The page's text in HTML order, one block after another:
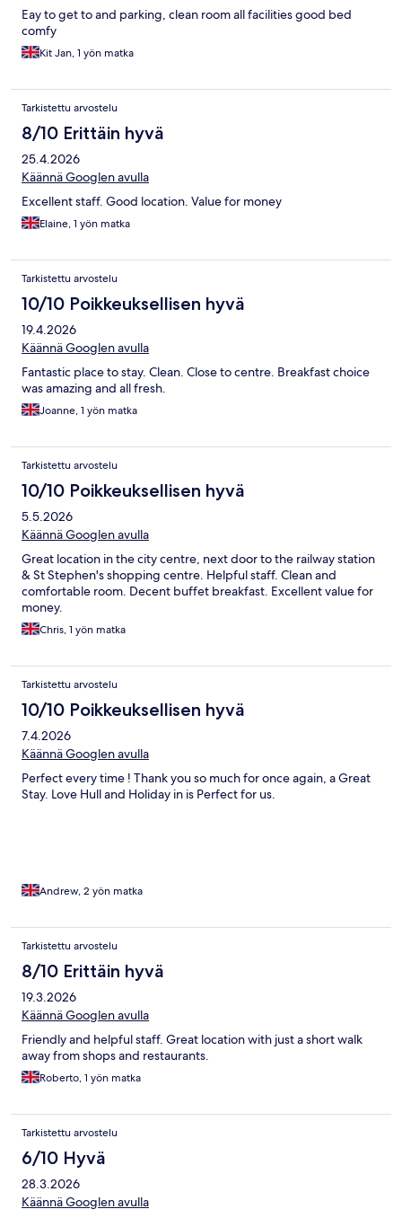
Eay to get to and parking, clean room all facilities good bed
comfy
Kit Jan, 1 yön matka
Tarkistettu arvostelu
8/10 Erittäin hyvä
25.4.2026
Käännä Googlen avulla
Excellent staff. Good location. Value for money
Elaine, 1 yön matka
Tarkistettu arvostelu
10/10 Poikkeuksellisen hyvä
19.4.2026
Käännä Googlen avulla
Fantastic place to stay. Clean. Close to centre. Breakfast choice
was amazing and all fresh.
Joanne, 1 yön matka
Tarkistettu arvostelu
10/10 Poikkeuksellisen hyvä
5.5.2026
Käännä Googlen avulla
Great location in the city centre, next door to the railway station
& St Stephen's shopping centre. Helpful staff. Clean and
comfortable room. Decent buffet breakfast. Excellent value for
money.
Chris, 1 yön matka
Tarkistettu arvostelu
10/10 Poikkeuksellisen hyvä
7.4.2026
Käännä Googlen avulla
Perfect every time ! Thank you so much for once again, a Great
Stay. Love Hull and Holiday in is Perfect for us.
Andrew, 2 yön matka
Tarkistettu arvostelu
8/10 Erittäin hyvä
19.3.2026
Käännä Googlen avulla
Friendly and helpful staff. Great location with just a short walk
away from shops and restaurants.
Roberto, 1 yön matka
Tarkistettu arvostelu
6/10 Hyvä
28.3.2026
Käännä Googlen avulla